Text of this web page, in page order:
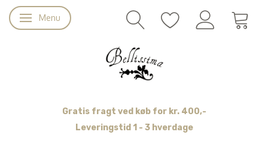
Skifte navigation
Menu
Gratis fragt ved køb for kr. 400,-
Leveringstid 1 - 3 hverdage